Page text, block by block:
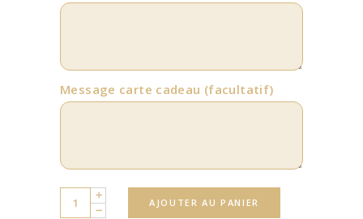
Message carte cadeau (facultatif)
Quantity AJOUTER AU PANIER